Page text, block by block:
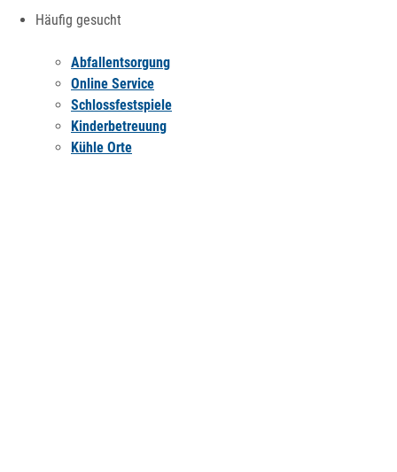
Häufig gesucht
Abfallentsorgung
Online Service
Schlossfestspiele
Kinderbetreuung
Kühle Orte